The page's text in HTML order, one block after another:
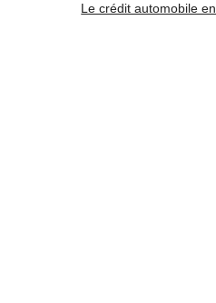
Le crédit automobile